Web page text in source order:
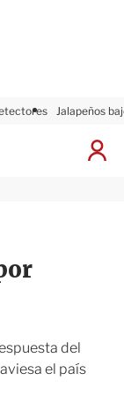
Jalapeños
I
del
el país